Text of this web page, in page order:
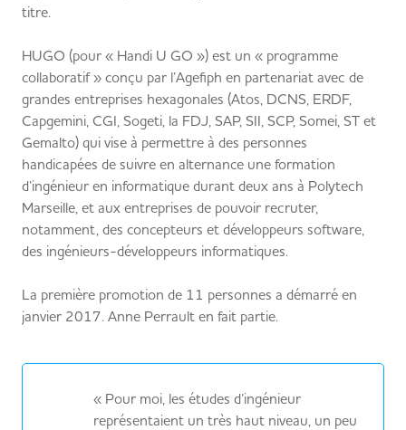
titre.
HUGO (pour « Handi U GO ») est un « programme
collaboratif » conçu par l’Agefiph en partenariat avec de
grandes entreprises hexagonales (Atos, DCNS, ERDF,
Capgemini, CGI, Sogeti, la FDJ, SAP, SII, SCP, Somei, ST et
Gemalto) qui vise à permettre à des personnes
handicapées de suivre en alternance une formation
d’ingénieur en informatique durant deux ans à Polytech
Marseille, et aux entreprises de pouvoir recruter,
notamment, des concepteurs et développeurs software,
des ingénieurs-développeurs informatiques.
La première promotion de 11 personnes a démarré en
janvier 2017. Anne Perrault en fait partie.
« Pour moi, les études d’ingénieur
représentaient un très haut niveau, un peu